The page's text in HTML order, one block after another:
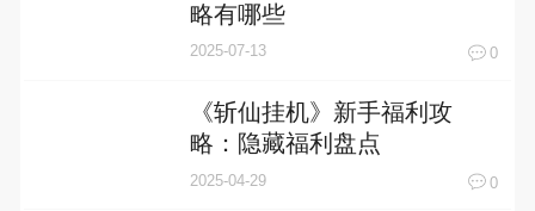
略有哪些
2025-07-13 0
《斩仙挂机》新手福利攻
略：隐藏福利盘点
2025-04-29 0